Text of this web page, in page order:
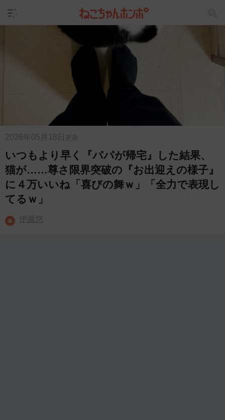
2026年05月18日 更新
いつもより早く『パパが帰宅』した結果、
猫が……尊さ限界突破の『お出迎えの様子』
に４万いいね「喜びの舞ｗ」「全力で表現し
てるｗ」
伊藤悠